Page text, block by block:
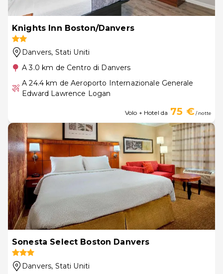
Knights Inn Boston/Danvers
Danvers, Stati Uniti
A 3.0 km de Centro di Danvers
A 24.4 km de Aeroporto Internazionale Generale
Edward Lawrence Logan
Volo + Hotel da 75 €/ notte
Sonesta Select Boston Danvers
Danvers, Stati Uniti